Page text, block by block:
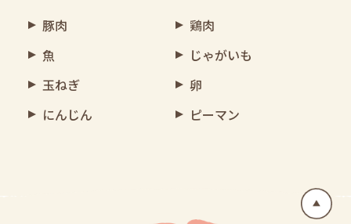
豚肉
鶏肉
魚
じゃがいも
玉ねぎ
卵
にんじん
ピーマン